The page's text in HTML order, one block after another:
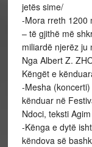
jetës sime/
-Mora rreth 1200
– të gjithë më
miliardë njerëz ju
Nga Albert Z.
Këngët e
-Mesha
kënduar në
Ndoci, teksti
-Kënga e dytë
këndova së